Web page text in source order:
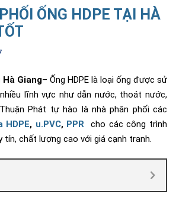
ỐNG HDPE TẠI HÀ
Hà Giang– Ống HDPE là loại ống được sử
lĩnh vực như dẫn nước, thoát nước,
Phát tự hào là nhà phân phối các
HDPE, u.PVC, PPR cho các công trình
tín, chất lượng cao với giá cạnh tranh.